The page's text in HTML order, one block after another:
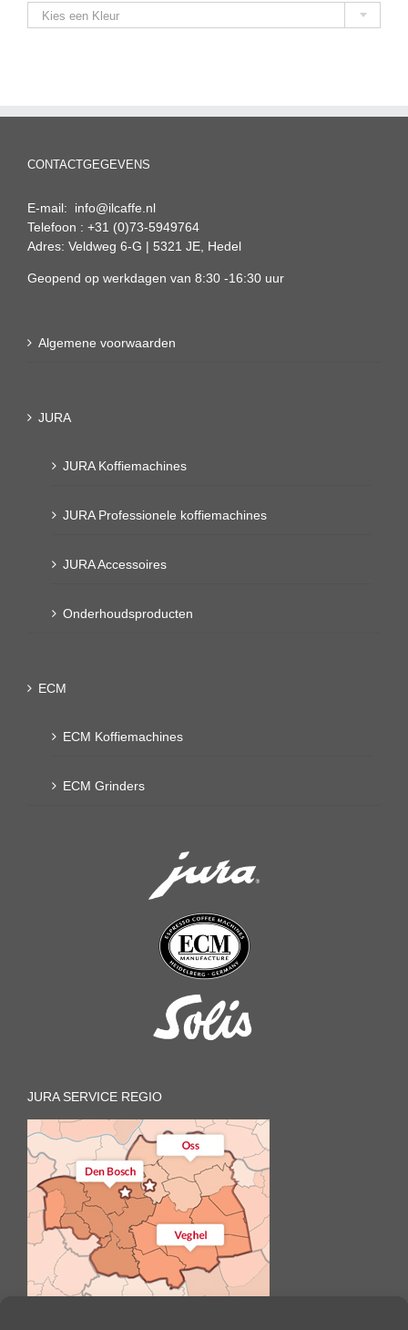
Kies een Kleur
CONTACTGEGEVENS
E-mail: info@ilcaffe.nl
Telefoon : +31 (0)73-5949764
Adres: Veldweg 6-G | 5321 JE, Hedel
Geopend op werkdagen van 8:30 -16:30 uur
Algemene voorwaarden
JURA
JURA Koffiemachines
JURA Professionele koffiemachines
JURA Accessoires
Onderhoudsproducten
ECM
ECM Koffiemachines
ECM Grinders
JURA SERVICE REGIO